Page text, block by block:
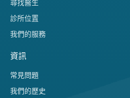
尋找醫生
診所位置
我們的服務
資訊
常見問題
我們的歷史